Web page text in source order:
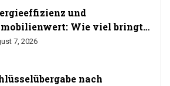
und
Wie viel bringt
wirklich? (Studien
7, 2026
nach